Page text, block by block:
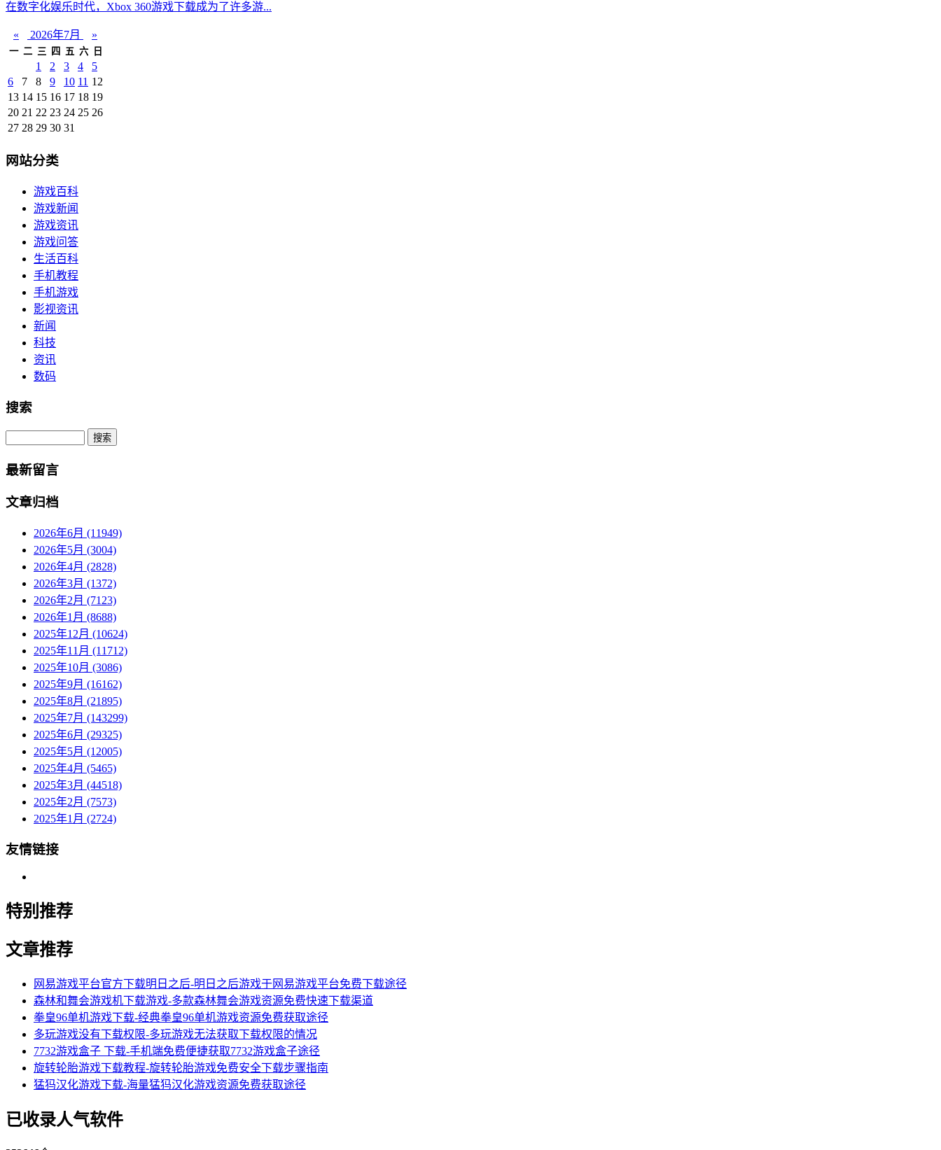
在数字化娱乐时代，Xbox 360游戏下载成为了许多游...
« 2026年7月 »
一 二 三 四 五 六 日
1 2 3 4
5
6
7 8 9 10 11 12
13 14 15 16 17 18 19
20 21 22 23 24 25 26
27 28 29 30 31
网站分类
游戏百科
游戏新闻
游戏资讯
游戏问答
生活百科
手机教程
手机游戏
影视资讯
新闻
科技
资讯
数码
搜索
Search
最新留言
文章归档
2026年6月 (11949)
2026年5月 (3004)
2026年4月 (2828)
2026年3月 (1372)
2026年2月 (7123)
2026年1月 (8688)
2025年12月 (10624)
2025年11月 (11712)
2025年10月 (3086)
2025年9月 (16162)
2025年8月 (21895)
2025年7月 (143299)
2025年6月 (29325)
2025年5月 (12005)
2025年4月 (5465)
2025年3月 (44518)
2025年2月 (7573)
2025年1月 (2724)
友情链接
特别推荐
文章推荐
网易游戏平台官方下载明日之后-明日之后游戏于网易游戏平台免费下载途径
森林和舞会游戏机下载游戏-多款森林舞会游戏资源免费快速下载渠道
拳皇96单机游戏下载-经典拳皇96单机游戏资源免费获取途径
多玩游戏没有下载权限-多玩游戏无法获取下载权限的情况
7732游戏盒子 下载-手机端免费便捷获取7732游戏盒子途径
旋转轮胎游戏下载教程-旋转轮胎游戏免费安全下载步骤指南
猛犸汉化游戏下载-海量猛犸汉化游戏资源免费获取途径
已收录人气软件